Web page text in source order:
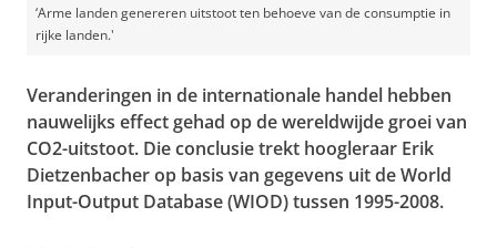
‘Arme landen genereren uitstoot ten behoeve van de consumptie in
rijke landen.'
Veranderingen in de internationale handel hebben
nauwelijks effect gehad op de wereldwijde groei van
CO2-uitstoot. Die conclusie trekt hoogleraar Erik
Dietzenbacher op basis van gegevens uit de World
Input-Output Database (WIOD) tussen 1995-2008.